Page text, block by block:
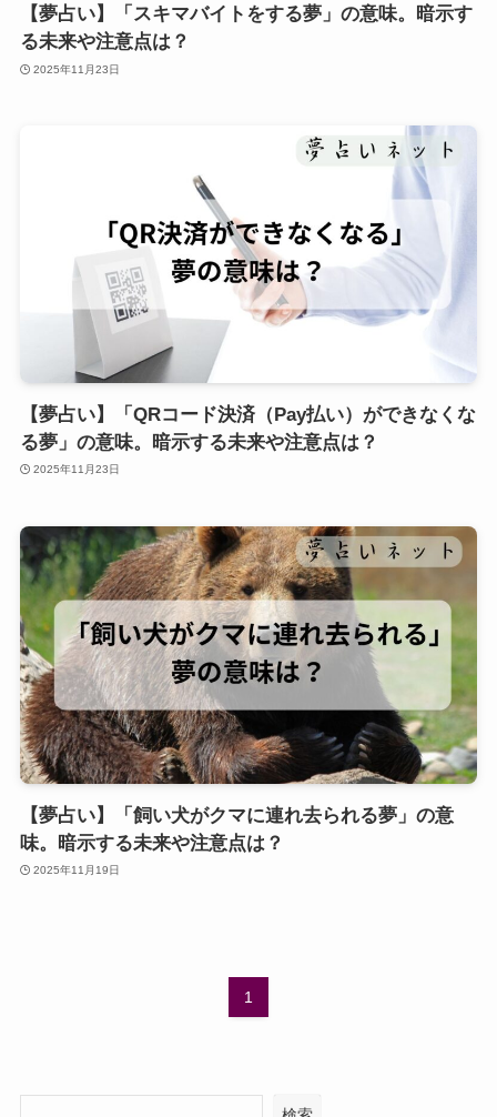
【夢占い】「スキマバイトをする夢」の意味。暗示す
る未来や注意点は？
2025年11月23日
【夢占い】「QRコード決済（Pay払い）ができなくな
る夢」の意味。暗示する未来や注意点は？
2025年11月23日
【夢占い】「飼い犬がクマに連れ去られる夢」の意
味。暗示する未来や注意点は？
2025年11月19日
1